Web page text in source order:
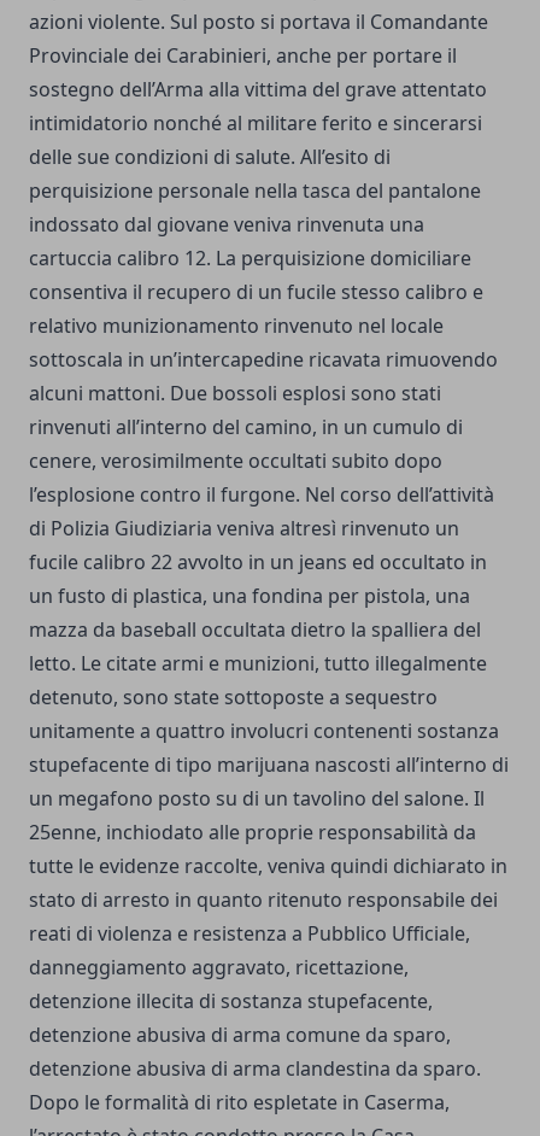
azioni violente. Sul posto si portava il Comandante
Provinciale dei Carabinieri, anche per portare il
sostegno dell’Arma alla vittima del grave attentato
intimidatorio nonché al militare ferito e sincerarsi
delle sue condizioni di salute. All’esito di
perquisizione personale nella tasca del pantalone
indossato dal giovane veniva rinvenuta una
cartuccia calibro 12. La perquisizione domiciliare
consentiva il recupero di un fucile stesso calibro e
relativo munizionamento rinvenuto nel locale
sottoscala in un’intercapedine ricavata rimuovendo
alcuni mattoni. Due bossoli esplosi sono stati
rinvenuti all’interno del camino, in un cumulo di
cenere, verosimilmente occultati subito dopo
l’esplosione contro il furgone. Nel corso dell’attività
di Polizia Giudiziaria veniva altresì rinvenuto un
fucile calibro 22 avvolto in un jeans ed occultato in
un fusto di plastica, una fondina per pistola, una
mazza da baseball occultata dietro la spalliera del
letto. Le citate armi e munizioni, tutto illegalmente
detenuto, sono state sottoposte a sequestro
unitamente a quattro involucri contenenti sostanza
stupefacente di tipo marijuana nascosti all’interno di
un megafono posto su di un tavolino del salone. Il
25enne, inchiodato alle proprie responsabilità da
tutte le evidenze raccolte, veniva quindi dichiarato in
stato di arresto in quanto ritenuto responsabile dei
reati di violenza e resistenza a Pubblico Ufficiale,
danneggiamento aggravato, ricettazione,
detenzione illecita di sostanza stupefacente,
detenzione abusiva di arma comune da sparo,
detenzione abusiva di arma clandestina da sparo.
Dopo le formalità di rito espletate in Caserma,